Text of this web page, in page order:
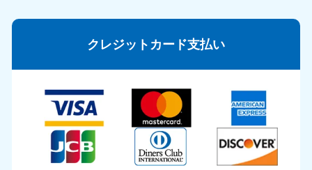
クレジットカード支払い